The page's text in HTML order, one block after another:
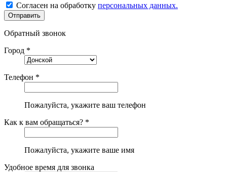
Согласен на обработку персональных данных.
Обратный звонок
Город *
Телефон *
Пожалуйста, укажите ваш телефон
Как к вам обращаться? *
Пожалуйста, укажите ваше имя
Удобное время для звонка